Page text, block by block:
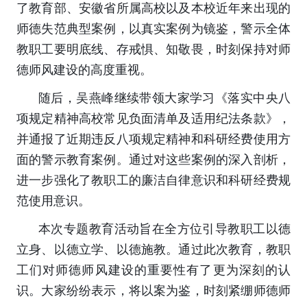
了教育部、安徽省所属高校以及本校近年来出现的
师德失范典型案例，以真实案例为镜鉴，警示全体
教职工要明底线、存戒惧、知敬畏，时刻保持对师
德师风建设的高度重视。
随后，吴燕峰继续带领大家学习《落实中央八
项规定精神高校常见负面清单及适用纪法条款》，
并通报了近期违反八项规定精神和科研经费使用方
面的警示教育案例。通过对这些案例的深入剖析，
进一步强化了教职工的廉洁自律意识和科研经费规
范使用意识。
本次专题教育活动旨在全方位引导教职工以德
立身、以德立学、以德施教。通过此次教育，教职
工们对师德师风建设的重要性有了更为深刻的认
识。大家纷纷表示，将以案为鉴，时刻紧绷师德师